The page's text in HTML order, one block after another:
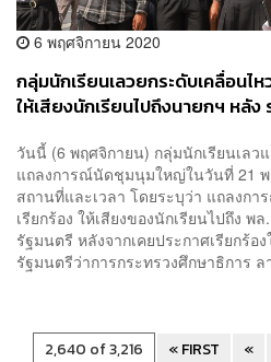
6 พฤศจิกายน 2020
กลุ่มนักเรียนเลวยกระดับเคลื่อนไ
ให้เสียงนักเรียนไปถึงนายกฯ หลั
วันนี้ (6 พฤศจิกายน) กลุ่มนักเรียนเลว​
แถลงการณ์นัดชุมนุมใหญ่ในวันที่ 21 พ
สถานที่และเวลา โดยระบุว่า แถลงก
เรียกร้อง ให้เสียงของนักเรียนไปถึง
รัฐมนตรี ​หลังจากเคยประกาศเรียกร้
รัฐมนตรีว่าการกระทรวงศึกษาธิการ ล
2,640 of 3,216 « FIRST «